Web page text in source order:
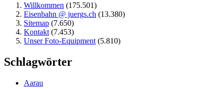
Willkommen (175.501)
Eisenbahn @ juergs.ch (13.380)
Sitemap (7.650)
Kontakt (7.453)
Unser Foto-Equipment (5.810)
Schlagwörter
Aarau